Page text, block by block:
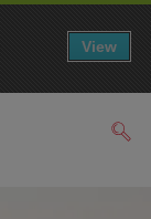
View